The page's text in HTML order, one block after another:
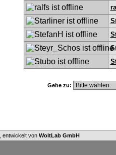
Gehe zu:
, entwickelt von WoltLab GmbH